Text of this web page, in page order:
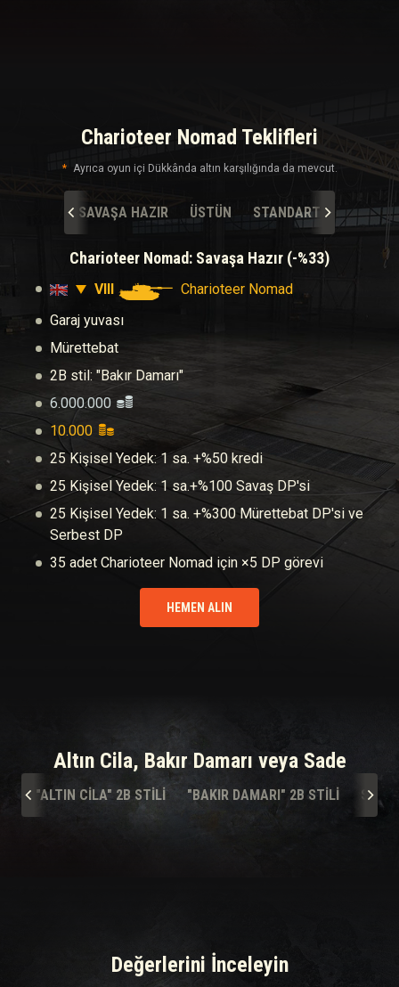
Charioteer Nomad Teklifleri
Ayrıca oyun içi Dükkânda altın karşılığında da mevcut.
SAVAŞA HAZIR ÜSTÜN STANDART
Charioteer Nomad: Savaşa Hazır (-%33)
VIII
Charioteer Nomad
Garaj yuvası
Mürettebat
2B stil: "Bakır Damarı"
6.000.000
10.000
25 Kişisel Yedek: 1 sa. +%50 kredi
25 Kişisel Yedek: 1 sa.+%100 Savaş DP'si
25 Kişisel Yedek: 1 sa. +%300 Mürettebat DP'si ve
Serbest DP
35 adet Charioteer Nomad için ×5 DP görevi
HEMEN ALIN
Altın Cila, Bakır Damarı veya Sade
"ALTIN CILA" 2B STILI "BAKIR DAMARI" 2B STILI SADE
Değerlerini İnceleyin